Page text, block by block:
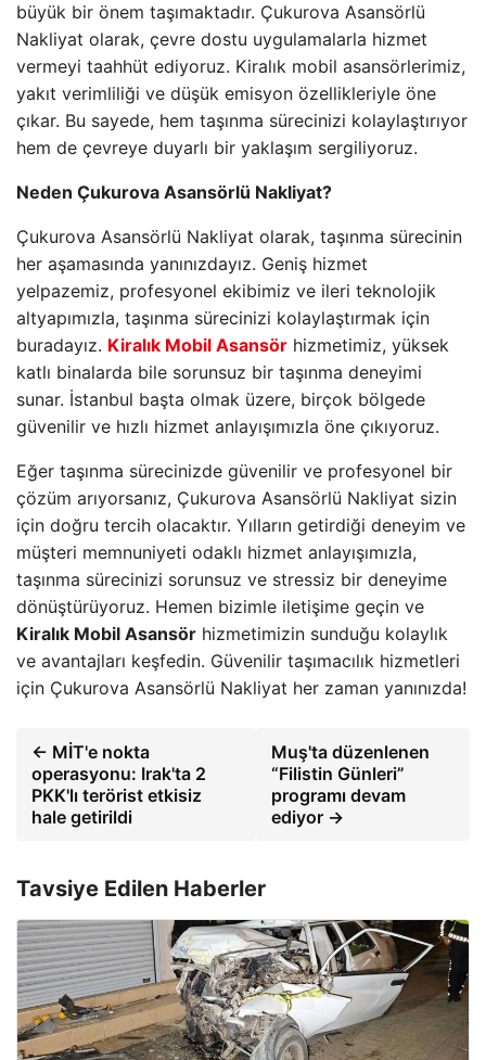
büyük bir önem taşımaktadır. Çukurova Asansörlü
Nakliyat olarak, çevre dostu uygulamalarla hizmet
vermeyi taahhüt ediyoruz. Kiralık mobil asansörlerimiz,
yakıt verimliliği ve düşük emisyon özellikleriyle öne
çıkar. Bu sayede, hem taşınma sürecinizi kolaylaştırıyor
hem de çevreye duyarlı bir yaklaşım sergiliyoruz.
Neden Çukurova Asansörlü Nakliyat?
Çukurova Asansörlü Nakliyat olarak, taşınma sürecinin
her aşamasında yanınızdayız. Geniş hizmet
yelpazemiz, profesyonel ekibimiz ve ileri teknolojik
altyapımızla, taşınma sürecinizi kolaylaştırmak için
buradayız. Kiralık Mobil Asansör hizmetimiz, yüksek
katlı binalarda bile sorunsuz bir taşınma deneyimi
sunar. İstanbul başta olmak üzere, birçok bölgede
güvenilir ve hızlı hizmet anlayışımızla öne çıkıyoruz.
Eğer taşınma sürecinizde güvenilir ve profesyonel bir
çözüm arıyorsanız, Çukurova Asansörlü Nakliyat sizin
için doğru tercih olacaktır. Yılların getirdiği deneyim ve
müşteri memnuniyeti odaklı hizmet anlayışımızla,
taşınma sürecinizi sorunsuz ve stressiz bir deneyime
dönüştürüyoruz. Hemen bizimle iletişime geçin ve
Kiralık Mobil Asansör hizmetimizin sunduğu kolaylık
ve avantajları keşfedin. Güvenilir taşımacılık hizmetleri
için Çukurova Asansörlü Nakliyat her zaman yanınızda!
← MİT'e nokta
operasyonu: Irak'ta 2
PKK'lı terörist etkisiz
hale getirildi
Muş'ta düzenlenen
“Filistin Günleri”
programı devam
ediyor →
Tavsiye Edilen Haberler